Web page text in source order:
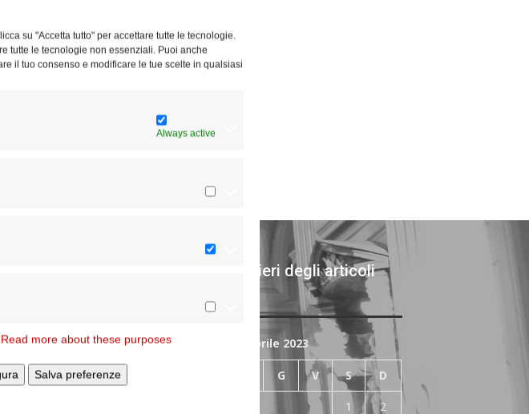
su "Accetta tutto" per accettare tutte le tecnologie.
tutte le tecnologie non essenziali. Puoi anche
il tuo consenso e modificare le tue scelte in qualsiasi
Always active
Read more about these purposes
Salva preferenze
Archivi giornalieri degli articoli
pubblicati
Aprile 2023
G V S D
1 2